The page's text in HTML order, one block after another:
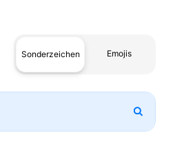
Sonderzeichen Emojis